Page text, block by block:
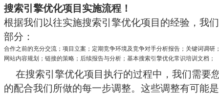
搜索引擎优化项目实施流程！
根据我们以往实施搜索引擎优化项目的经验，我
部分：
合作之前的充分交流； 项目立案； 定期竞争环境及竞争对手分析报告； 关键词调研
网站内容规划； 链接的策略； 后续报告与分析； 基本搜索引擎优化常识培训文档；
在搜索引擎优化项目执行的过程中，我们需要
的配合我们所做的每一步调整。这些调整有可能